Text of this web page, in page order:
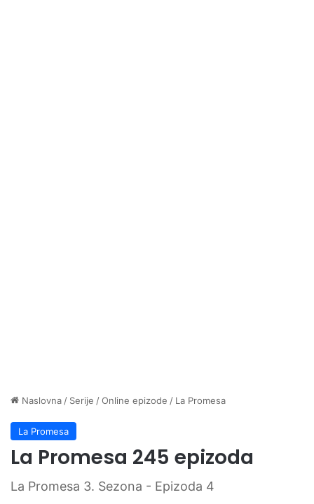
Naslovna / Serije /Online epizode / La Promesa
La Promesa
La Promesa 245 epizoda
La Promesa 3. Sezona - Epizoda 4